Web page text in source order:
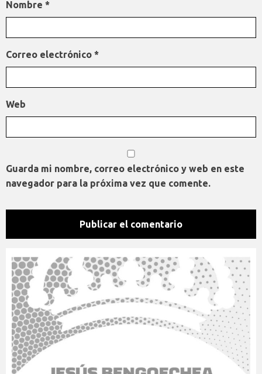
Nombre *
Correo electrónico *
Web
Guarda mi nombre, correo electrónico y web en este
navegador para la próxima vez que comente.